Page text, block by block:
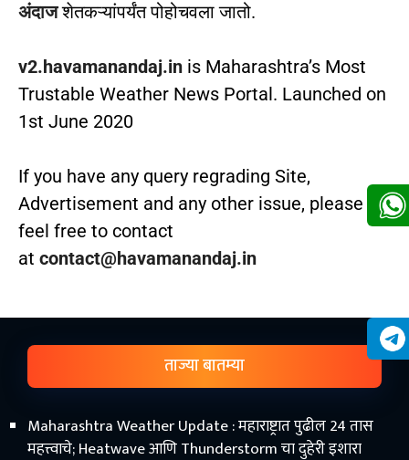
अंदाज शेतकऱ्यांपर्यंत पोहोचवला जातो.
v2.havamanandaj.in is Maharashtra’s Most
Trustable Weather News Portal. Launched on
1st June 2020
If you have any query regrading Site,
Advertisement and any other issue, please
feel free to contact
at contact@havamanandaj.in
ताज्या बातम्या
Maharashtra Weather Update : महाराष्ट्रात पुढील 24 तास
महत्त्वाचे; Heatwave आणि Thunderstorm चा दुहेरी इशारा